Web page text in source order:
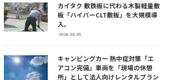
カイタク 敷鉄板に代わる木製軽量敷
板「ハイパーCLT敷板」を大規模導
入。
2026.08.05
キャンピングカー 熱中症対策「エ
アコン完備」車両を「現場の休憩
所」として法人向けレンタルプラン